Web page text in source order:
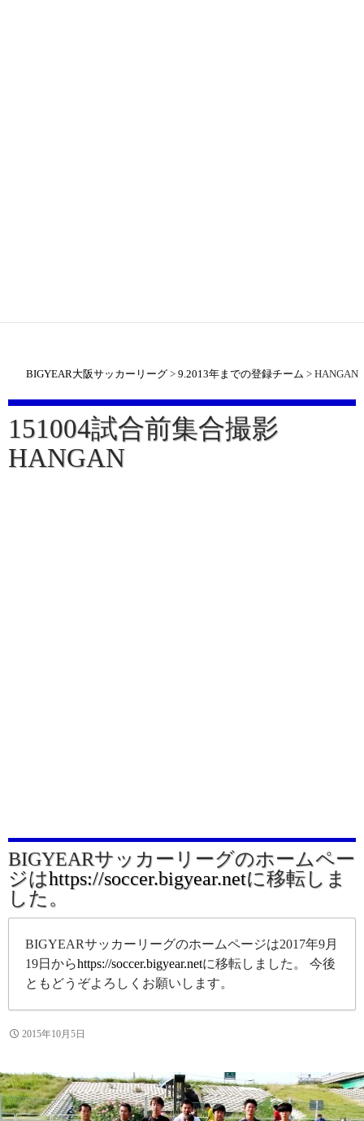
BIGYEAR大阪サッカーリーグ > 9.2013年までの登録チーム > HANGAN
151004試合前集合撮影
HANGAN
BIGYEARサッカーリーグのホームペー
ジはhttps://soccer.bigyear.netに移転しま
した。
BIGYEARサッカーリーグのホームページは2017年9月
19日からhttps://soccer.bigyear.netに移転しました。 今後
ともどうぞよろしくお願いします。
2015年10月5日